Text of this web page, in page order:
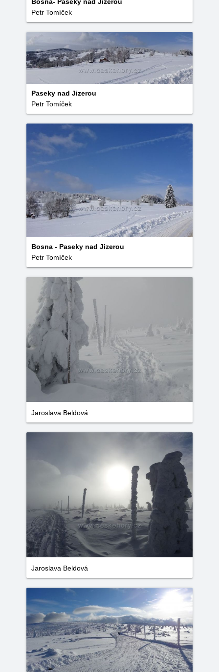
Petr Tomíček
Paseky nad Jizerou
Petr Tomíček
Bosna - Paseky nad Jizerou
Petr Tomíček
Jaroslava Beldová
Jaroslava Beldová